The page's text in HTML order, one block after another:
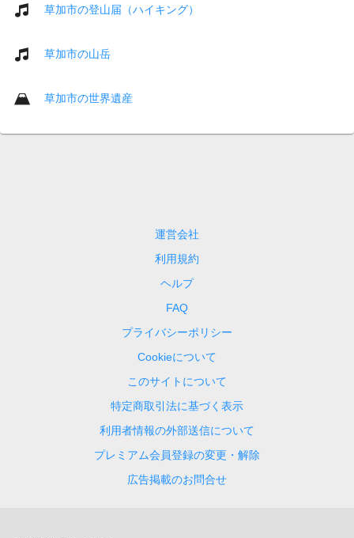
草加市の登山届（ハイキング）
草加市の山岳
草加市の世界遺産
運営会社
利用規約
ヘルプ
FAQ
プライバシーポリシー
Cookieについて
このサイトについて
特定商取引法に基づく表示
利用者情報の外部送信について
プレミアム会員登録の変更・解除
広告掲載のお問合せ